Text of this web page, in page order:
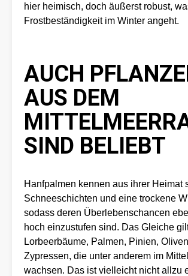
hier heimisch, doch äußerst robust,
Frostbeständigkeit im Winter angeht.
AUCH
AUS DEM
SIND BELIEBT
Hanfpalmen kennen aus ihrer Heimat
Schneeschichten und eine trockene
sodass deren Überlebenschancen
hoch einzustufen sind. Das Gleiche
Lorbeerbäume, Palmen, Pinien,
Zypressen, die unter anderem im
wachsen. Das ist vielleicht nicht allzu